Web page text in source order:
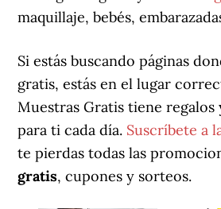
maquillaje, bebés,
Si estás buscando páginas
gratis, estás en el lugar
Muestras Gratis tiene regalos
para ti cada día. Suscríbete a
te pierdas todas las
gratis, cupones y sorteos.